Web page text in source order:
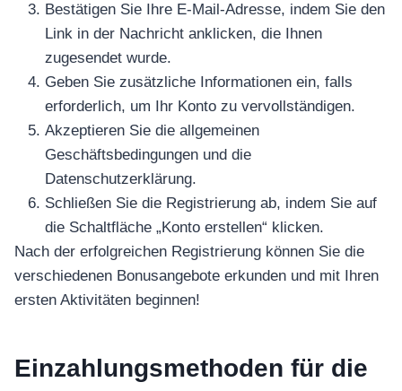
Bestätigen Sie Ihre E-Mail-Adresse, indem Sie den
Link in der Nachricht anklicken, die Ihnen
zugesendet wurde.
Geben Sie zusätzliche Informationen ein, falls
erforderlich, um Ihr Konto zu vervollständigen.
Akzeptieren Sie die allgemeinen
Geschäftsbedingungen und die
Datenschutzerklärung.
Schließen Sie die Registrierung ab, indem Sie auf
die Schaltfläche „Konto erstellen“ klicken.
Nach der erfolgreichen Registrierung können Sie die
verschiedenen Bonusangebote erkunden und mit Ihren
ersten Aktivitäten beginnen!
Einzahlungsmethoden für die